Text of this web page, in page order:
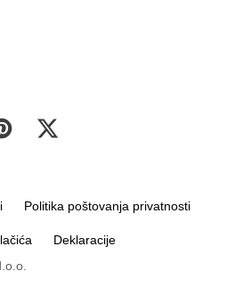
Politika poštovanja privatnosti
Deklaracije